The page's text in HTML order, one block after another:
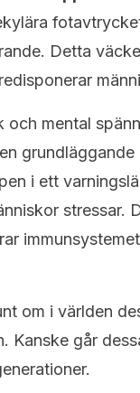
Detta
och mental
i ett
stressar.
om i världen
Kanske går